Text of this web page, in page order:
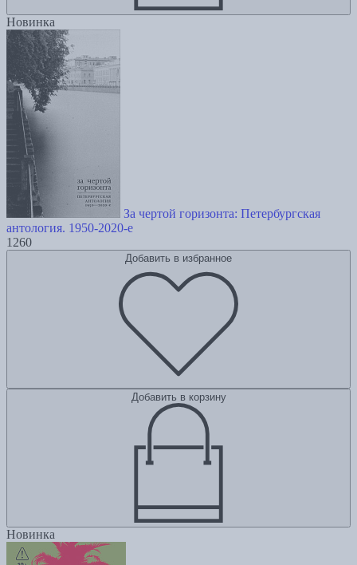
Новинка
За чертой горизонта: Петербургская
антология. 1950-2020-е
1260
Добавить в избранное
Добавить в корзину
Новинка